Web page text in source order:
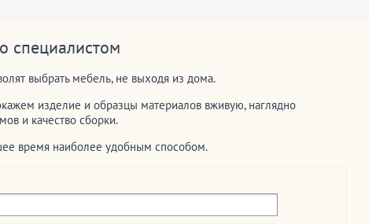
специалистом
выбрать мебель, не выходя из дома.
изделие и образцы материалов вживую, наглядно
и качество сборки.
время наиболее удобным способом.